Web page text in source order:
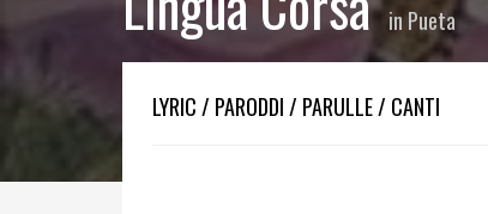
in Pueta
LYRIC / PARODDI / PARULLE / CANTI